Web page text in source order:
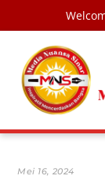
content
Mei 16, 2024